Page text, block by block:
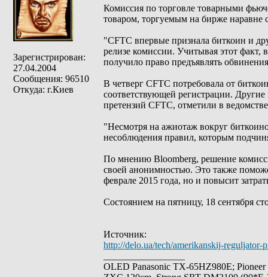
Зарегистрирован:
27.04.2004
Сообщения: 96510
Откуда: г.Киев
Комиссия по торговле товарными
товаром, торгуемым на бирже наравне
"CFTC впервые признала биткоин и
релизе комиссии. Учитывая этот факт,
получило право предъявлять
В четверг CFTC потребовала от
соответствующей регистрации.
претензий CFTC, отметили в
"Несмотря на ажиотаж вокруг
несоблюдения правил, которым
По мнению Bloomberg, решение
своей анонимностью. Это также
феврале 2015 года, но и повысит
Состоянием на пятницу, 18 сентября
Источник:
http://delo.ua/tech/amerikanskij-
OLED Panasonic TX-65HZ980E;